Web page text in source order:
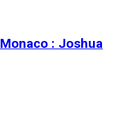
: Joshua